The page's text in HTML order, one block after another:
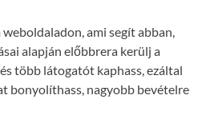
ami segít abban,
alapján előbbrera kerülj a
több látogatót kaphass, ezáltal
bonyolíthass, nagyobb bevételre